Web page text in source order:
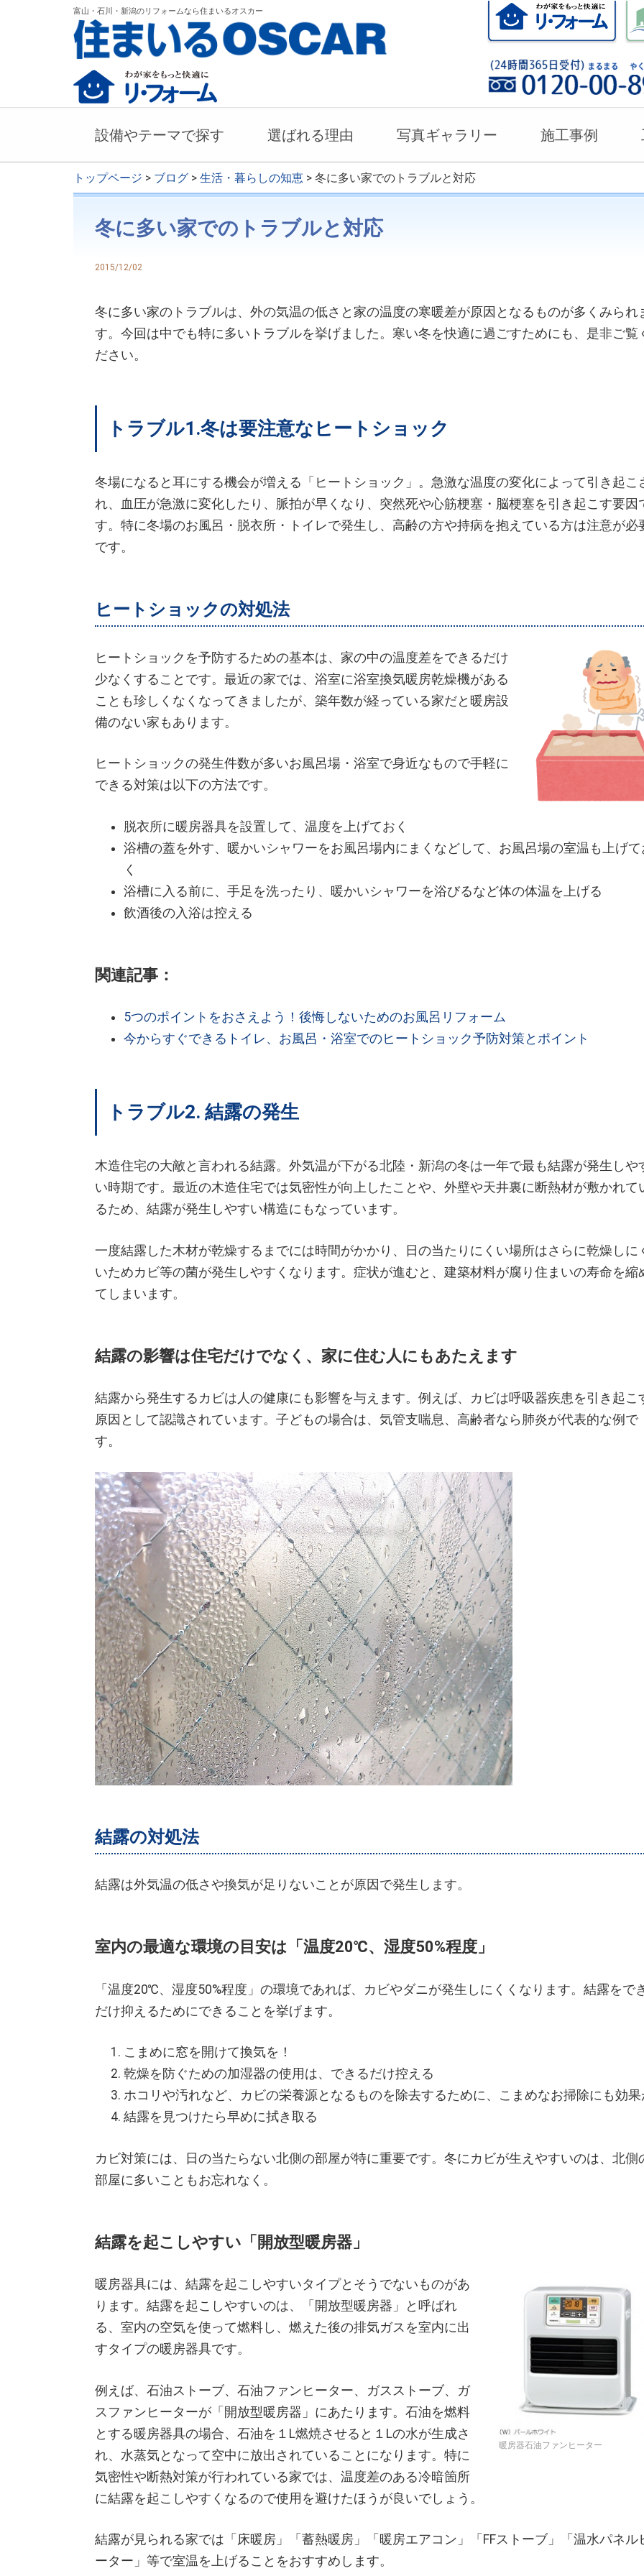
富山・石川・新潟のリフォームなら住まいるオスカー
設備やテーマで探す 選ばれる理由 写真ギャラリー 施工事例
トップページ > ブログ > 生活・暮らしの知恵 > 冬に多い家でのトラブルと対応
冬に多い家でのトラブルと対応
2015/12/02
冬に多い家のトラブルは、外の気温の低さと家の温度の寒暖差が原因となるものが多くみられ
す。今回は中でも特に多いトラブルを挙げました。寒い冬を快適に過ごすためにも、是非ご覧
ださい。
トラブル1.冬は要注意なヒートショック
冬場になると耳にする機会が増える「ヒートショック」。急激な温度の変化によって引き起こ
れ、血圧が急激に変化したり、脈拍が早くなり、突然死や心筋梗塞・脳梗塞を引き起こす要因
す。特に冬場のお風呂・脱衣所・トイレで発生し、高齢の方や持病を抱えている方は注意が必
です。
ヒートショックの対処法
ヒートショックを予防するための基本は、家の中の温度差をできるだけ
少なくすることです。最近の家では、浴室に浴室換気暖房乾燥機がある
ことも珍しくなくなってきましたが、築年数が経っている家だと暖房設
備のない家もあります。
ヒートショックの発生件数が多いお風呂場・浴室で身近なもので手軽に
できる対策は以下の方法です。
脱衣所に暖房器具を設置して、温度を上げておく
浴槽の蓋を外す、暖かいシャワーをお風呂場内にまくなどして、お風呂場の室温も上げて
く
浴槽に入る前に、手足を洗ったり、暖かいシャワーを浴びるなど体の体温を上げる
飲酒後の入浴は控える
関連記事：
5つのポイントをおさえよう！後悔しないためのお風呂リフォーム
今からすぐできるトイレ、お風呂・浴室でのヒートショック予防対策とポイント
トラブル2. 結露の発生
木造住宅の大敵と言われる結露。外気温が下がる北陸・新潟の冬は一年で最も結露が発生しや
い時期です。最近の木造住宅では気密性が向上したことや、外壁や天井裏に断熱材が敷かれて
るため、結露が発生しやすい構造にもなっています。
一度結露した木材が乾燥するまでには時間がかかり、日の当たりにくい場所はさらに乾燥しに
いためカビ等の菌が発生しやすくなります。症状が進むと、建築材料が腐り住まいの寿命を縮
てしまいます。
結露の影響は住宅だけでなく、家に住む人にもあたえます
結露から発生するカビは人の健康にも影響を与えます。例えば、カビは呼吸器疾患を引き起こ
原因として認識されています。子どもの場合は、気管支喘息、高齢者なら肺炎が代表的な例で
す。
結露の対処法
結露は外気温の低さや換気が足りないことが原因で発生します。
室内の最適な環境の目安は「温度20℃、湿度50%程度」
「温度20℃、湿度50%程度」の環境であれば、カビやダニが発生しにくくなります。結露をで
だけ抑えるためにできることを挙げます。
こまめに窓を開けて換気を！
乾燥を防ぐための加湿器の使用は、できるだけ控える
ホコリや汚れなど、カビの栄養源となるものを除去するために、こまめなお掃除にも効果
結露を見つけたら早めに拭き取る
カビ対策には、日の当たらない北側の部屋が特に重要です。冬にカビが生えやすいのは、北側
部屋に多いこともお忘れなく。
結露を起こしやすい「開放型暖房器」
暖房器石油ファンヒーター
暖房器具には、結露を起こしやすいタイプとそうでないものがあ
ります。結露を起こしやすいのは、「開放型暖房器」と呼ばれ
る、室内の空気を使って燃料し、 燃えた後の排気ガスを室内に出
すタイプの暖房器具です。
例えば、石油ストーブ、石油ファンヒーター、ガスストーブ、ガ
スファンヒーターが「開放型暖房器」にあたります。石油を燃料
とする暖房器具の場合、石油を１L燃焼させると１Lの水が生成さ
れ、水蒸気となって空中に放出されていることになります。特に
気密性や断熱対策が行われている家では、温度差のある冷暗箇所
に結露を起こしやすくなるので使用を避けたほうが良いでしょう。
結露が見られる家では「床暖房」「蓄熱暖房」「暖房エアコン」「FFストーブ」「温水パネル
ーター」等で室温を上げることをおすすめします。